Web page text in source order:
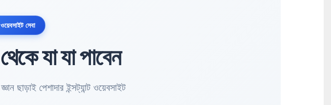
সেবা
যা যা পাবেন
ছাড়াই পেশাদার ইন্সট্যান্ট ওয়েবসাইট